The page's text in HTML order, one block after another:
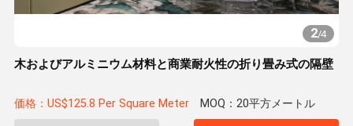
2/4
木およびアルミニウム材料と商業耐火性の折り畳み式の隔壁
価格：US$125.8 Per Square Meter MOQ：20平方メートル